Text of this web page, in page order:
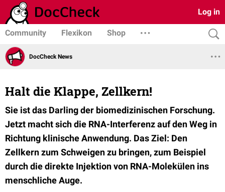
Log in
Community Flexikon Shop
DocCheck News
Halt die Klappe, Zellkern!
Sie ist das Darling der biomedizinischen Forschung.
Jetzt macht sich die RNA-Interferenz auf den Weg in
Richtung klinische Anwendung. Das Ziel: Den
Zellkern zum Schweigen zu bringen, zum Beispiel
durch die direkte Injektion von RNA-Molekülen ins
menschliche Auge.